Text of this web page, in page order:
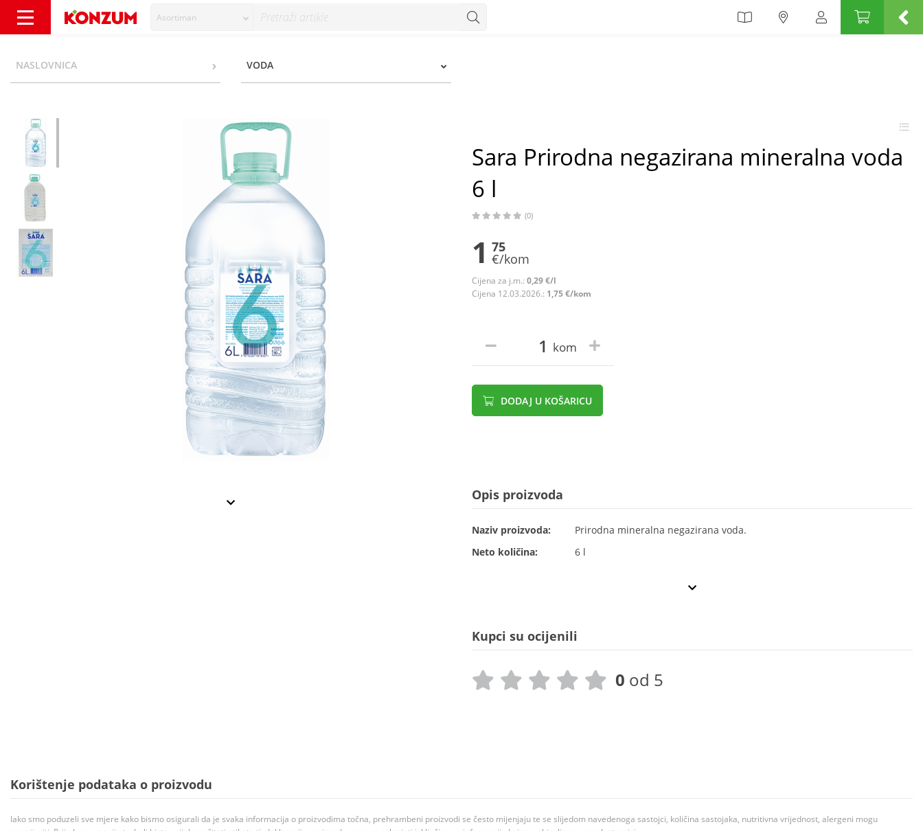
Asortiman
NASLOVNICA VODA
Sara Prirodna negazirana mineralna voda
6 l
(0)
1 75
€/kom
Cijena za j.m.: 0,29 €/l
Cijena 12.03.2026.: 1,75 €/kom
kom
DODAJ U KOŠARICU
Opis proizvoda
Naziv proizvoda:
Prirodna mineralna negazirana voda.
Neto količina:
6 l
Kupci su ocijenili
0 od 5
Korištenje podataka o proizvodu
Iako smo poduzeli sve mjere kako bismo osigurali da je svaka informacija o proizvodima točna, prehrambeni proizvodi se često mijenjaju te se slijedom navedenoga sastojci, količina sastojaka, nutritivna vrijednost, alergeni mogu